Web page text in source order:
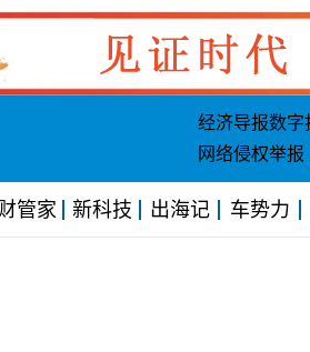
经济导报数字
网络侵权举报
管家 新科技 出海记 车势力